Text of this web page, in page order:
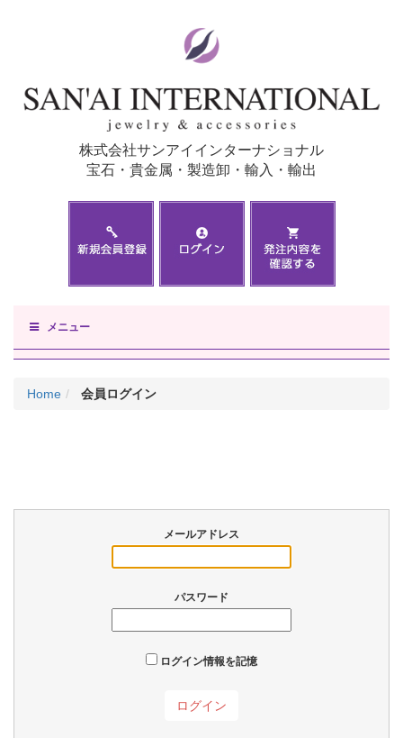
株式会社サンアイインターナショナル
宝石・貴金属・製造卸・輸入・輸出
メニュー
Home 会員ログイン
メールアドレス
パスワード
ログイン情報を記憶